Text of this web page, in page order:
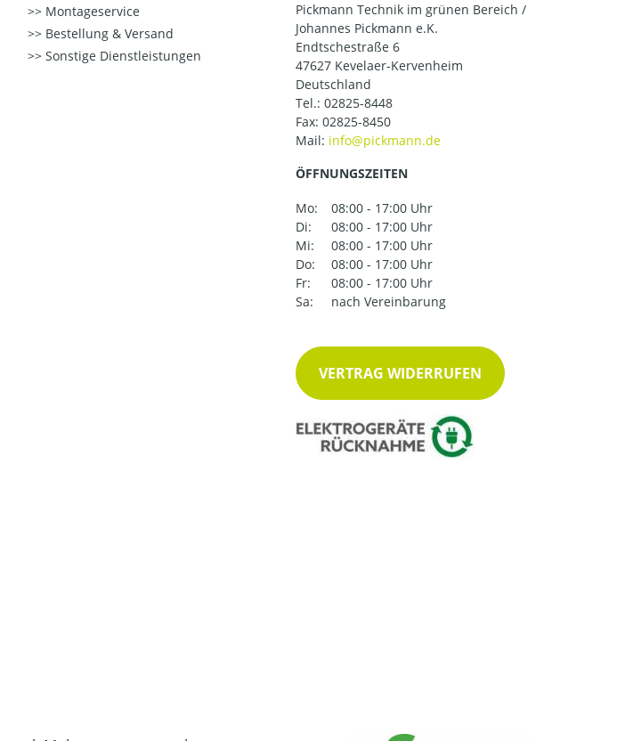
Montageservice
Bestellung & Versand
Sonstige Dienstleistungen
Pickmann Technik im grünen Bereich /
Johannes Pickmann e.K.
Endtschestraße 6
47627 Kevelaer-Kervenheim
Deutschland
Tel.: 02825-8448
Fax: 02825-8450
Mail:
ÖFFNUNGSZEITEN
Mo:
08:00 - 17:00 Uhr
Di:
08:00 - 17:00 Uhr
Mi:
08:00 - 17:00 Uhr
Do:
08:00 - 17:00 Uhr
Fr:
08:00 - 17:00 Uhr
Sa:
nach Vereinbarung
VERTRAG WIDERRUFEN